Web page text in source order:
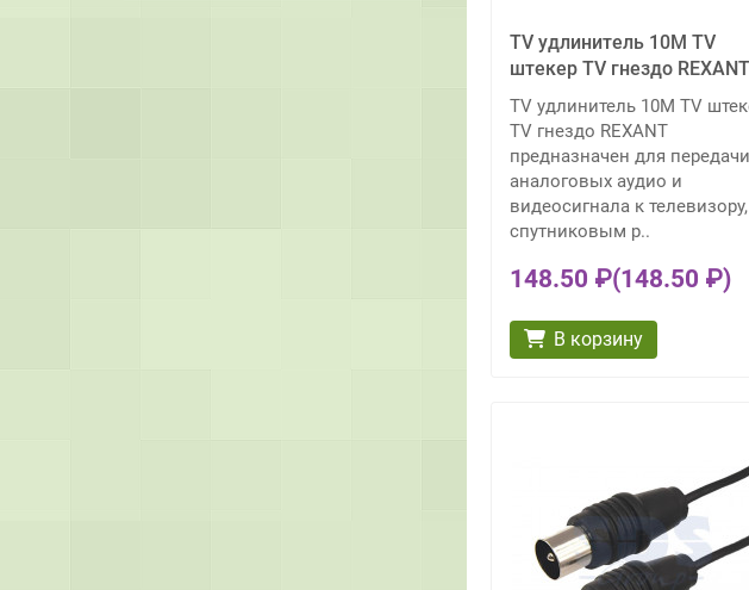
TV удлинитель 10М TV
штекер TV гнездо REXANT
TV удлинитель 10М TV
TV гнездо REXANT
предназначен для передачи
аналоговых аудио и
видеосигнала к телевизору,
спутниковым р..
148.50 ₽(148.50 ₽)
В корзину